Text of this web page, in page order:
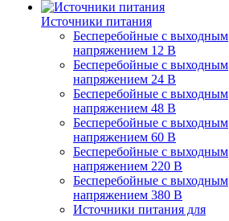
Источники питания
Бесперебойные с выходным
напряжением 12 В
Бесперебойные с выходным
напряжением 24 В
Бесперебойные с выходным
напряжением 48 В
Бесперебойные с выходным
напряжением 60 В
Бесперебойные с выходным
напряжением 220 В
Бесперебойные с выходным
напряжением 380 В
Источники питания для